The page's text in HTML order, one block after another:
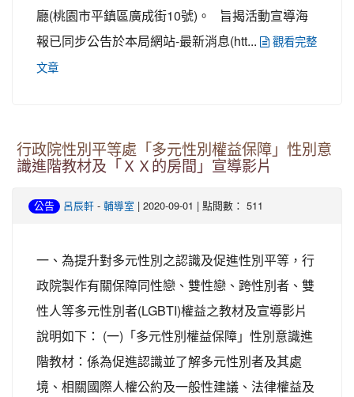
廳(桃園市平鎮區廣成街10號)。 旨揭活動宣導海
報已同步公告於本局網站-最新消息(htt...
觀看完整
文章
行政院性別平等處「多元性別權益保障」性別意
識進階教材及「ＸＸ的房間」宣導影片
公告 呂辰軒 - 輔導室 | 2020-09-01 | 點閱數： 511
一、為提升對多元性別之認識及促進性別平等，行
政院製作有關保障同性戀、雙性戀、跨性別者、雙
性人等多元性別者(LGBTI)權益之教材及宣導影片
說明如下： (一)「多元性別權益保障」性別意識進
階教材：係為促進認識並了解多元性別者及其處
境、相關國際人權公約及一般性建議、法律權益及